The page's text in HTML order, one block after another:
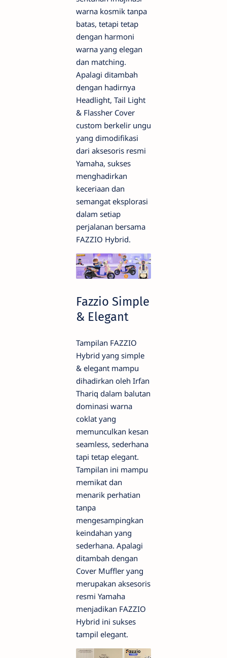
warna kosmik tanpa
batas, tetapi tetap
dengan harmoni
warna yang elegan
dan matching.
Apalagi ditambah
dengan hadirnya
Headlight, Tail Light
& Flassher Cover
custom berkelir ungu
yang dimodifikasi
dari aksesoris resmi
Yamaha, sukses
menghadirkan
keceriaan dan
semangat eksplorasi
dalam setiap
perjalanan bersama
FAZZIO Hybrid.
Fazzio Simple
& Elegant
Tampilan FAZZIO
Hybrid yang simple
& elegant mampu
dihadirkan oleh Irfan
Thariq dalam balutan
dominasi warna
coklat yang
memunculkan kesan
seamless, sederhana
tapi tetap elegant.
Tampilan ini mampu
memikat dan
menarik perhatian
tanpa
mengesampingkan
keindahan yang
sederhana. Apalagi
ditambah dengan
Cover Muffler yang
merupakan aksesoris
resmi Yamaha
menjadikan FAZZIO
Hybrid ini sukses
tampil elegant.